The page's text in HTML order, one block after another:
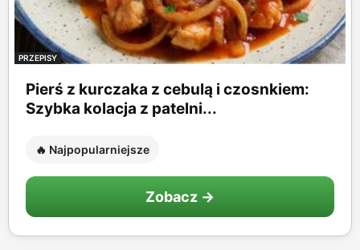
PRZEPISY
Pierś z kurczaka z cebulą i czosnkiem:
Szybka kolacja z patelni...
🔥 Najpopularniejsze
Zobacz →